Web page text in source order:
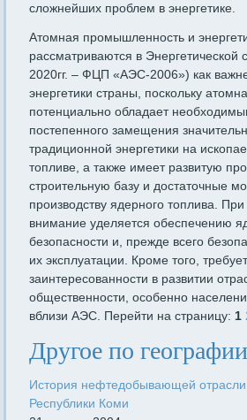
сложнейших проблем в энергетике.
Атомная промышленность и
рассматриваются в Энергетической
2020гг. – ФЦП «АЭС-2006») как
энергетики страны, поскольку
потенциально обладает
постепенного замещения
традиционной энергетики на
топливе, а также имеет развитую
строительную базу и достаточные
производству ядерного топлива.
внимание уделяется обеспечению
безопасности и, прежде всего
их эксплуатации. Кроме того,
заинтересованности в развитии
общественности, особенно
вблизи АЭС. Перейти на страницу:1
Другое по географии
История нефтедобывающей отрасли
Республики Коми